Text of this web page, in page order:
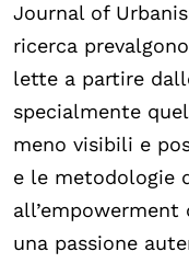
Journal of
ricerca
lette a partire
specialmente
meno visibili e
e le metodologie
una passione